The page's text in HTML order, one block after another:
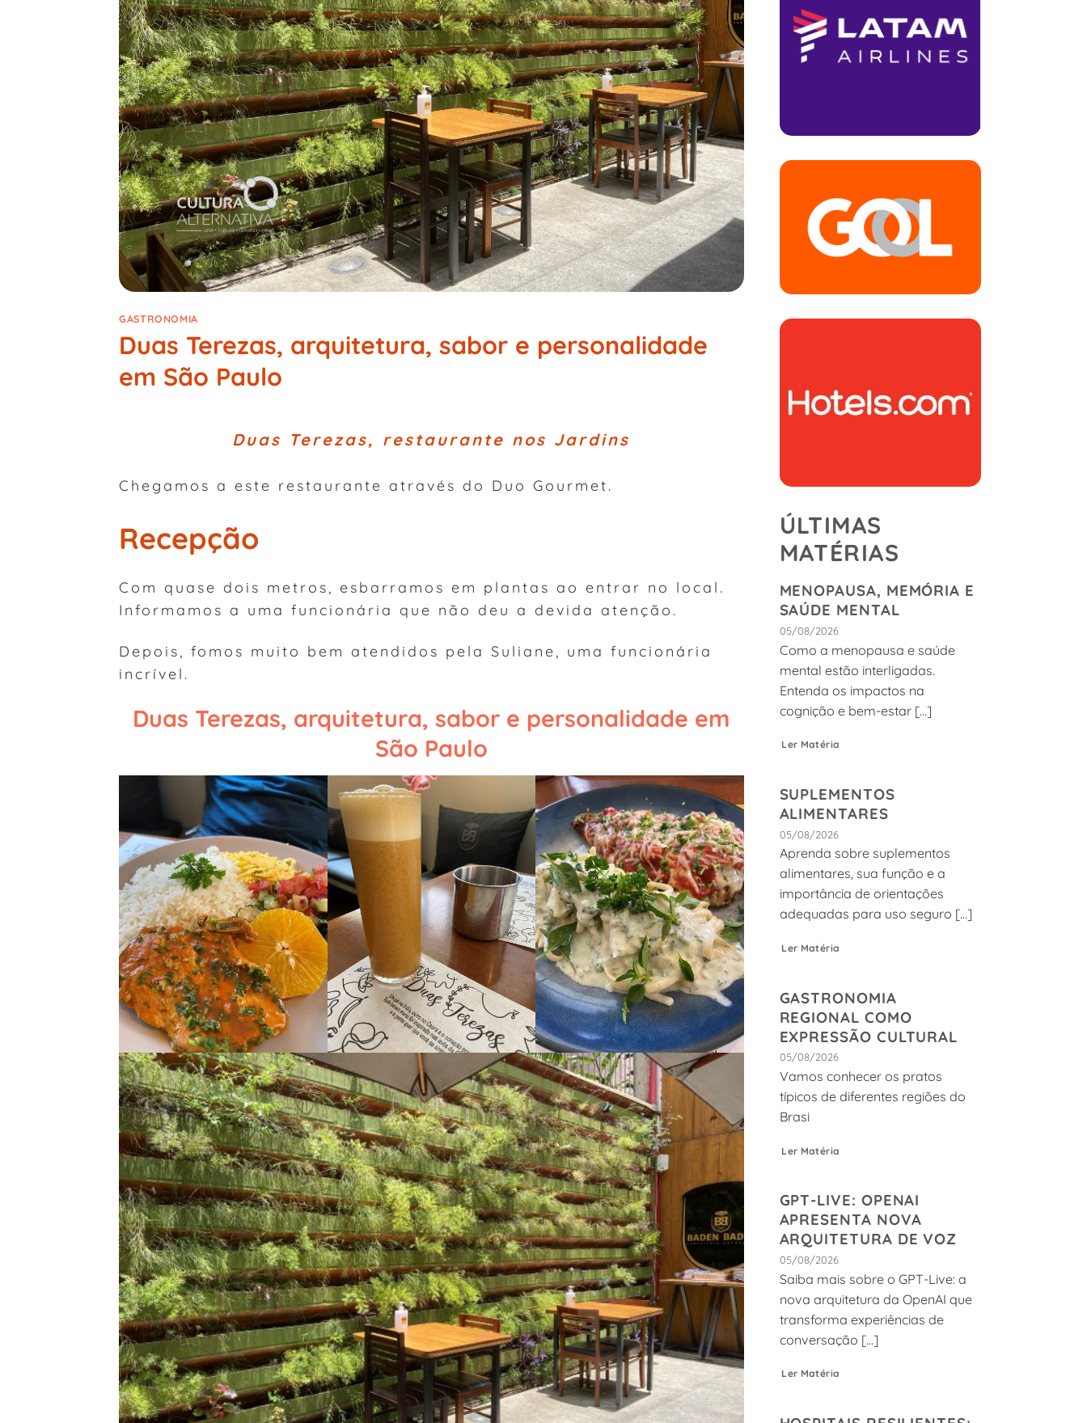
GASTRONOMIA
Duas Terezas, arquitetura, sabor e personalidade
em São Paulo
Duas Terezas, restaurante nos Jardins
Chegamos a este restaurante através do Duo Gourmet.
Recepção
Com quase dois metros, esbarramos em plantas ao entrar no local.
Informamos a uma funcionária que não deu a devida atenção.
Depois, fomos muito bem atendidos pela Suliane, uma funcionária
incrível.
Duas Terezas, arquitetura, sabor e personalidade em
São Paulo
ÚLTIMAS
MATÉRIAS
MENOPAUSA, MEMÓRIA E
SAÚDE MENTAL
05/08/2026
Como a menopausa e saúde
mental estão interligadas.
Entenda os impactos na
cognição e bem-estar [...]
Ler Matéria
SUPLEMENTOS
ALIMENTARES
05/08/2026
Aprenda sobre suplementos
alimentares, sua função e a
importância de orientações
adequadas para uso seguro [...]
Ler Matéria
GASTRONOMIA
REGIONAL COMO
EXPRESSÃO CULTURAL
05/08/2026
Vamos conhecer os pratos
típicos de diferentes regiões do
Brasi
Ler Matéria
GPT-LIVE: OPENAI
APRESENTA NOVA
ARQUITETURA DE VOZ
05/08/2026
Saiba mais sobre o GPT-Live: a
nova arquitetura da OpenAI que
transforma experiências de
conversação [...]
Ler Matéria